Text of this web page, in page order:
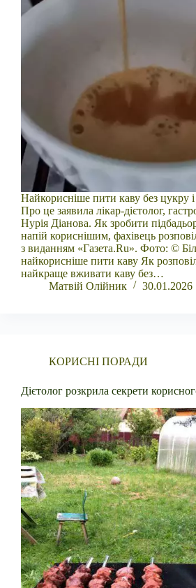
Найкорисніше пити каву без цукру
Про це заявила лікар-дієтолог,
Нурія Діанова. Як зробити
напій кориснішим, фахівець
з виданням «Газета.Ru». Фото: ©
найкорисніше пити каву Як
найкраще вживати каву без…
Матвій Олійник
30.01.2026
КОРИСНІ ПОРАДИ
Дієтолог розкрила секрети